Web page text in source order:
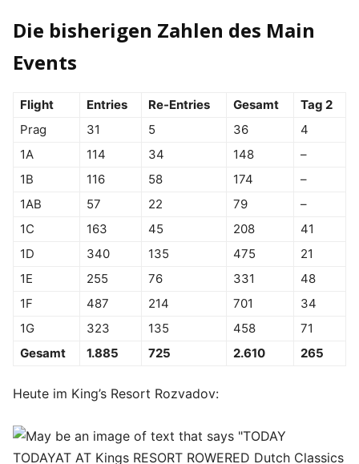
Die bisherigen Zahlen des Main
Events
Flight Entries Re-Entries Gesamt
Tag 2
Prag
31 5 36
4
1A
114 34 148
–
1B
116 58 174
–
1AB
57 22 79
–
1C
163 45 208
41
1D
340 135 475
21
1E
255 76 331
48
1F
487 214 701
34
1G
323 135 458
71
Gesamt
1.885 725 2.610 265
Heute im King’s Resort Rozvadov: